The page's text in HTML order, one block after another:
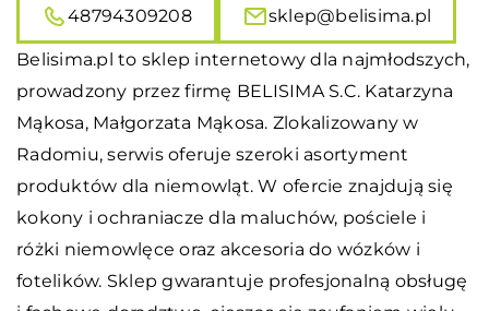
48794309208
sklep@belisima.pl
Belisima.pl to sklep internetowy dla najmłodszych,
prowadzony przez firmę BELISIMA S.C. Katarzyna
Mąkosa, Małgorzata Mąkosa. Zlokalizowany w
Radomiu, serwis oferuje szeroki asortyment
produktów dla niemowląt. W ofercie znajdują się
kokony i ochraniacze dla maluchów, pościele i
różki niemowlęce oraz akcesoria do wózków i
fotelików. Sklep gwarantuje profesjonalną obsługę